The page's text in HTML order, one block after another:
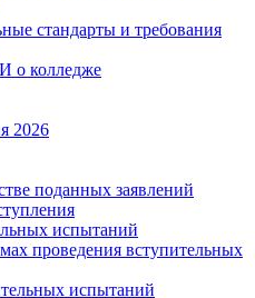
стандарты и требования
о колледже
2026
поданных заявлений
испытаний
проведения вступительных
испытаний